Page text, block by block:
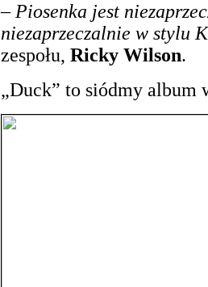
– Piosenka jest
niezaprzeczalnie w stylu
zespołu, Ricky Wilson.
„Duck” to siódmy album